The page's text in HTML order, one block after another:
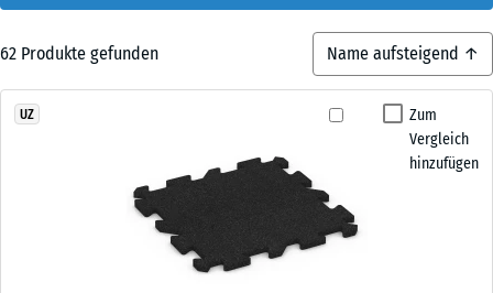
62 Produkte gefunden
Zum
Vergleich
hinzufügen
UZ